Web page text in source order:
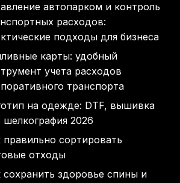
автопарком и контроль
расходов:
подходы для бизнеса
карты: удобный
учета расходов
транспорта
на одежде: DTF, вышивка
шелкография 2026
правильно сортировать
отходы
сохранить здоровье спины и